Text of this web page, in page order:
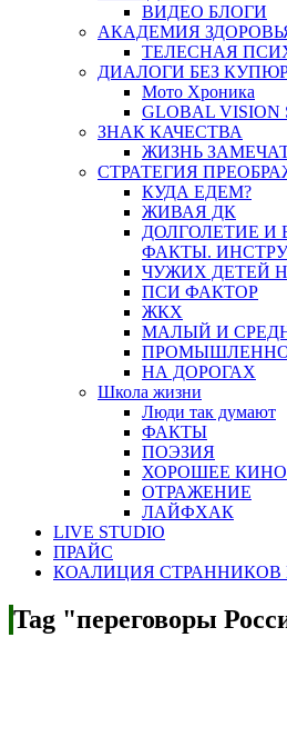
ВИДЕО БЛОГИ
АКАДЕМИЯ
ТЕЛЕСНАЯ
ДИАЛОГИ БЕЗ
Мото Хроника
GLOBAL VISION
ЗНАК КАЧЕСТВА
ЖИЗНЬ
СТРАТЕГИЯ
КУДА ЕДЕМ?
ЖИВАЯ ДК
ДОЛГОЛЕТИЕ И
ФАКТЫ.
ЧУЖИХ ДЕТЕЙ
ПСИ ФАКТОР
ЖКХ
МАЛЫЙ И
НА ДОРОГАХ
Школа жизни
Люди так думают
ФАКТЫ
ПОЭЗИЯ
ХОРОШЕЕ КИНО
ОТРАЖЕНИЕ
ЛАЙФХАК
LIVE STUDIO
ПРАЙС
КОАЛИЦИЯ СТРАННИКОВ
Tag "переговоры